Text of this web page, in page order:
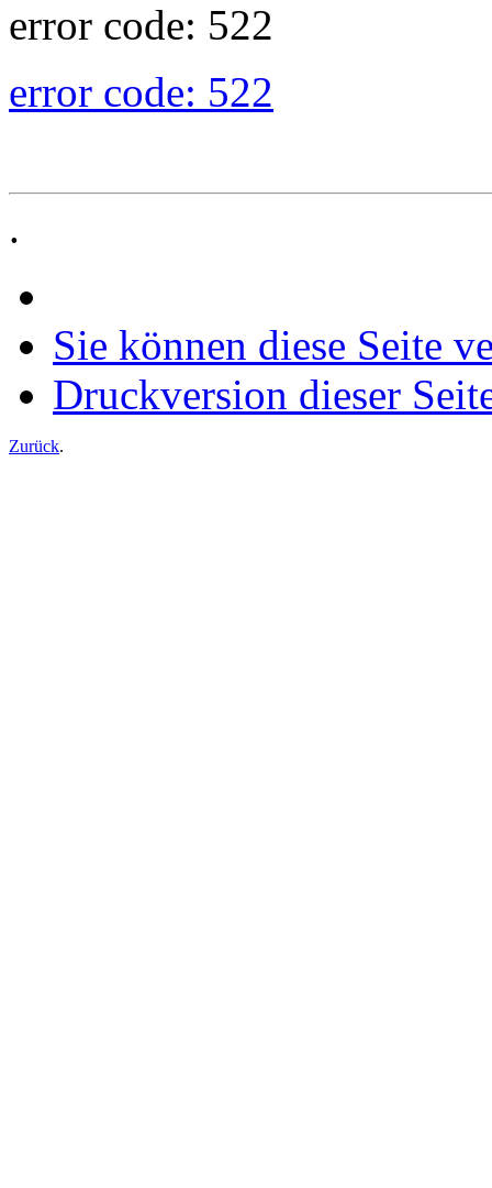
error code: 522
error code: 522
.
Sie können diese Seite
Druckversion dieser
Zurück.